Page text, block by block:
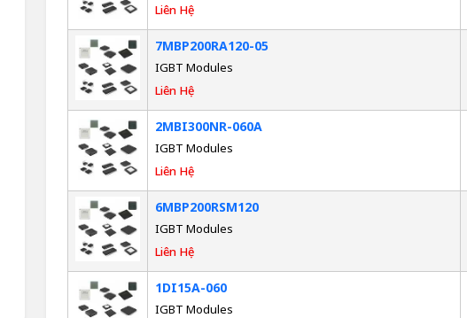
Liên Hệ
7MBP200RA120-05
IGBT Modules
Liên Hệ
2MBI300NR-060A
IGBT Modules
Liên Hệ
6MBP200RSM120
IGBT Modules
Liên Hệ
1DI15A-060
IGBT Modules